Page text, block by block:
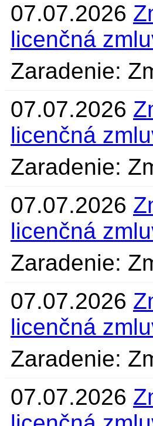
07.07.2026
licenčná
Zaradenie:
07.07.2026
licenčná
Zaradenie:
07.07.2026
licenčná
Zaradenie:
07.07.2026
licenčná
Zaradenie:
07.07.2026